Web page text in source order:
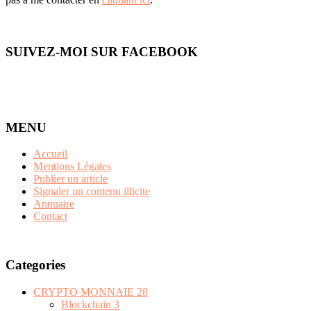
SUIVEZ-MOI SUR FACEBOOK
MENU
Accueil
Mentions Légales
Publier un article
Signaler un contenu illicite
Annuaire
Contact
Categories
CRYPTO MONNAIE 28
Blockchain 3